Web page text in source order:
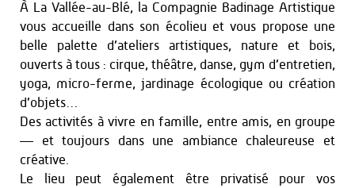
À La Vallée-au-Blé, la Compagnie Badinage Artistique
vous accueille dans son écolieu et vous propose une
belle palette d’ateliers artistiques, nature et bois,
ouverts à tous : cirque, théâtre, danse, gym d’entretien,
yoga, micro-ferme, jardinage écologique ou création
d’objets…
Des activités à vivre en famille, entre amis, en groupe
— et toujours dans une ambiance chaleureuse et
créative.
Le lieu peut également être privatisé pour vos